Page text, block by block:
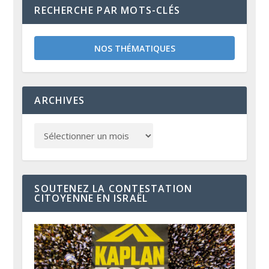
RECHERCHE PAR MOTS-CLÉS
NOS THÉMATIQUES
ARCHIVES
SOUTENEZ LA CONTESTATION
CITOYENNE EN ISRAËL